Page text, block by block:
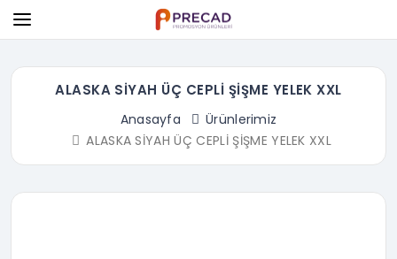
ALASKA SİYAH ÜÇ CEPLİ ŞİŞME YELEK XXL
Anasayfa
Ürünlerimiz
ALASKA SİYAH ÜÇ CEPLİ ŞİŞME YELEK XXL